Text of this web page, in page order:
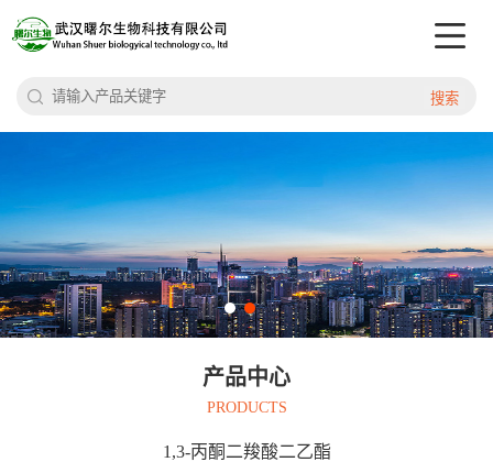
搜索
产品中心
PRODUCTS
1,3-丙酮二羧酸二乙酯